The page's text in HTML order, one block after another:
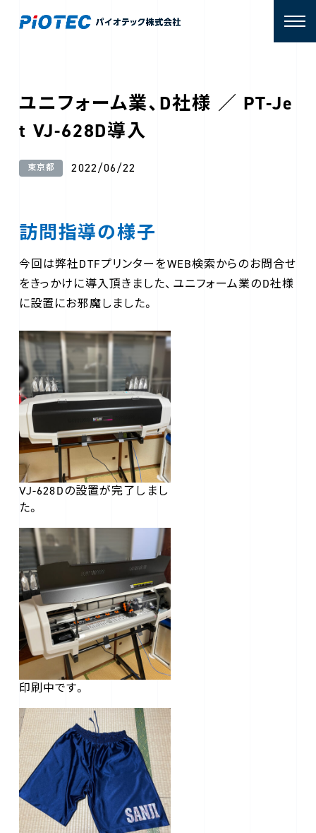
ユニフォーム業、D社様 ／ PT-Je
t VJ-628D導入
東京都 2022/06/22
訪問指導の様子
今回は弊社DTFプリンターをWEB検索からのお問合せ
をきっかけに導入頂きました、ユニフォーム業のD社様
に設置にお邪魔しました。
VJ-628Dの設置が完了しまし
た。
印刷中です。